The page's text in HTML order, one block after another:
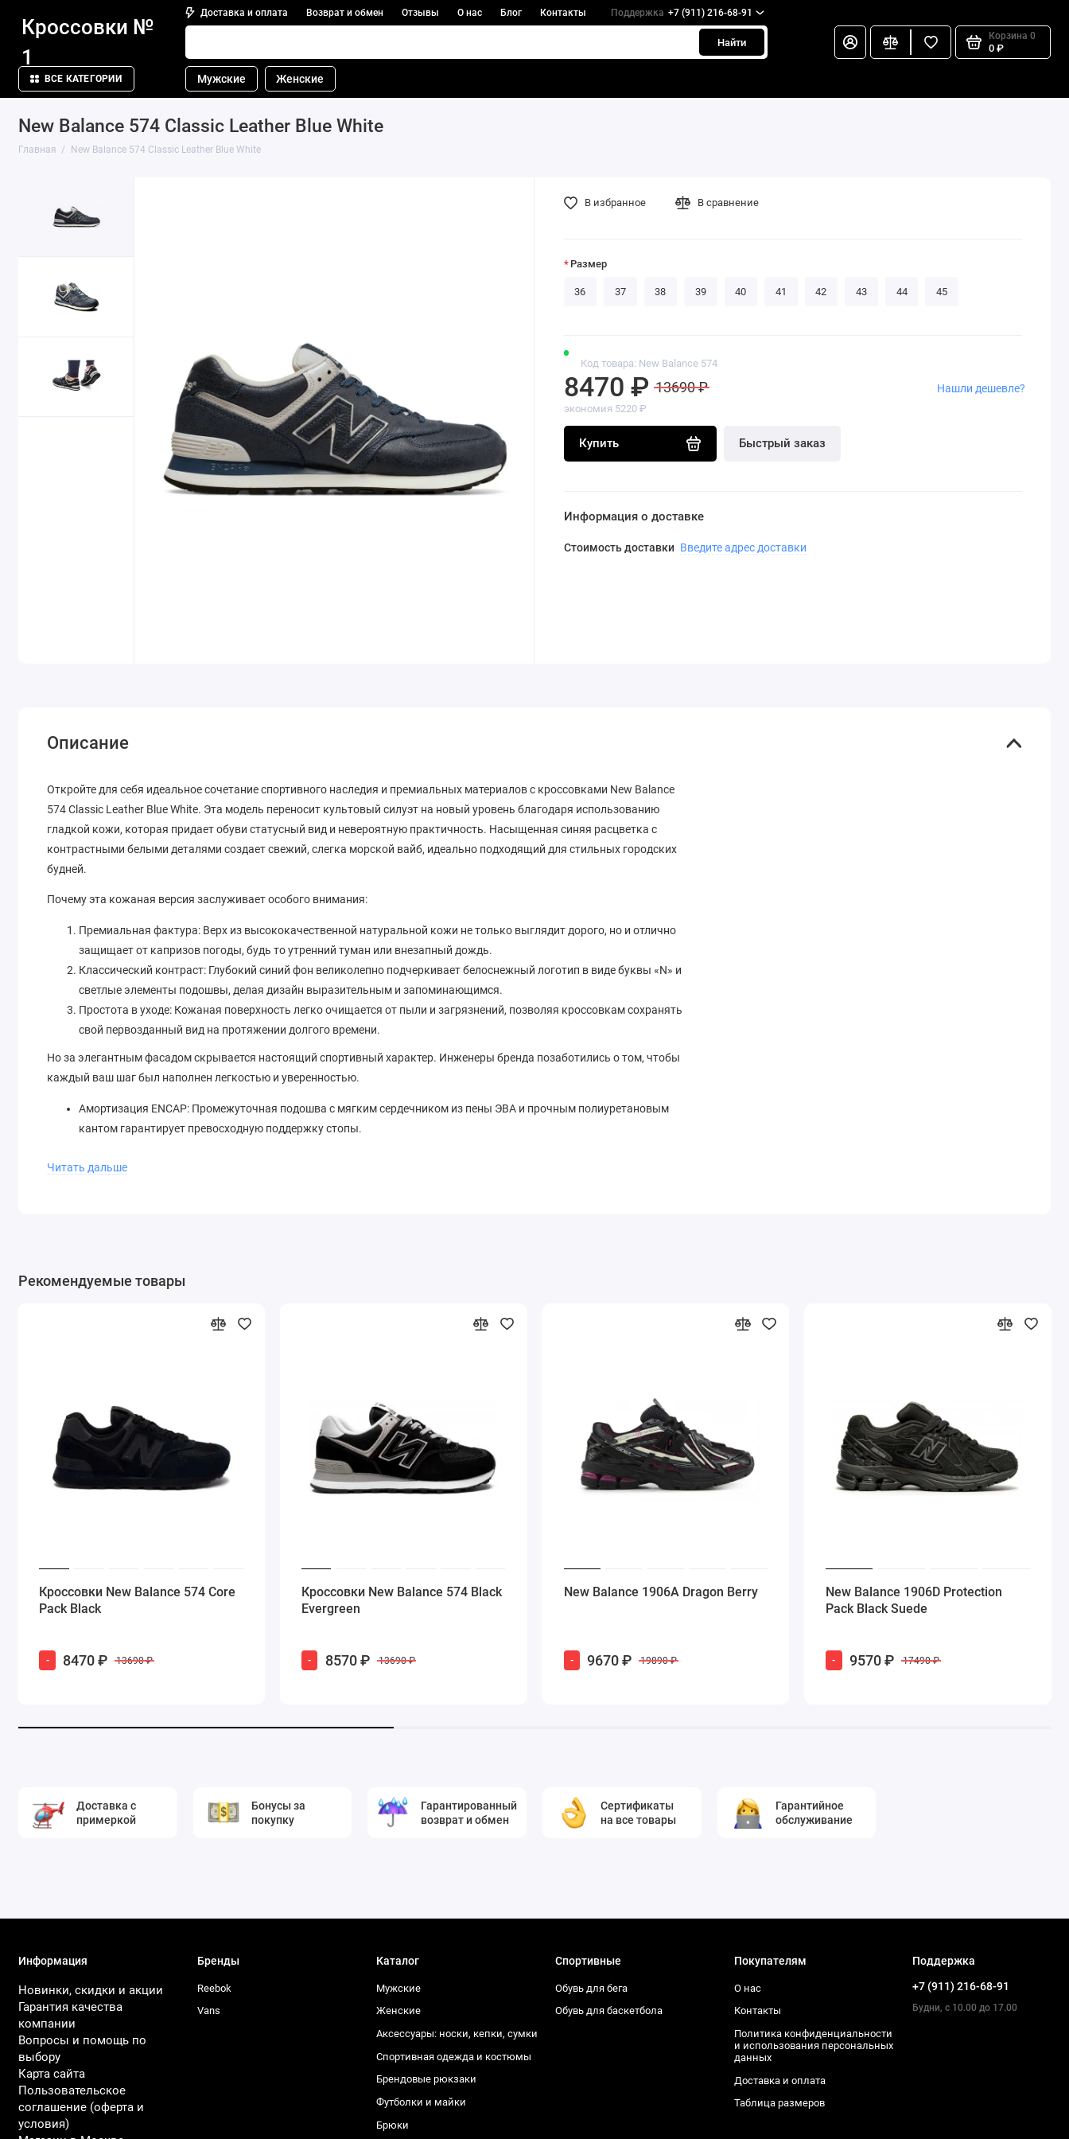
Доставка и оплата Возврат и обмен Отзывы О нас Блог Контакты Поддержка +7 (911) 216-68-91
Кроссовки №
1
Найти
Корзина 0
0 ₽
ВСЕ КАТЕГОРИИ Мужские Женские
New Balance 574 Classic Leather Blue White
Главная New Balance 574 Classic Leather Blue White
Код товара: New Balance 574
8470 ₽ 13690 ₽
экономия 5220 ₽
Купить Быстрый заказ
Нашли дешевле?
В избранное В сравнение
Размер
36 37 38 39 40 41 42 43 44 45
Информация о доставке
Стоимость доставки Введите адрес доставки
Описание
Откройте для себя идеальное сочетание спортивного наследия и премиальных материалов с кроссовками New Balance
574 Classic Leather Blue White. Эта модель переносит культовый силуэт на новый уровень благодаря использованию
гладкой кожи, которая придает обуви статусный вид и невероятную практичность. Насыщенная синяя расцветка с
контрастными белыми деталями создает свежий, слегка морской вайб, идеально подходящий для стильных городских
будней.
Почему эта кожаная версия заслуживает особого внимания:
Премиальная фактура: Верх из высококачественной натуральной кожи не только выглядит дорого, но и отлично
защищает от капризов погоды, будь то утренний туман или внезапный дождь.
Классический контраст: Глубокий синий фон великолепно подчеркивает белоснежный логотип в виде буквы «N» и
светлые элементы подошвы, делая дизайн выразительным и запоминающимся.
Простота в уходе: Кожаная поверхность легко очищается от пыли и загрязнений, позволяя кроссовкам сохранять
свой первозданный вид на протяжении долгого времени.
Но за элегантным фасадом скрывается настоящий спортивный характер. Инженеры бренда позаботились о том, чтобы
каждый ваш шаг был наполнен легкостью и уверенностью.
Амортизация ENCAP: Промежуточная подошва с мягким сердечником из пены ЭВА и прочным полиуретановым
кантом гарантирует превосходную поддержку стопы.
Надежный протектор: Износостойкая резиновая подметка дарит отличное сцепление с асфальтом и плиткой.
Читать дальше
Рекомендуемые товары
Кроссовки New Balance 574 Core
Pack Black
- 8470 ₽ 13690 ₽
Кроссовки New Balance 574 Black
Evergreen
- 8570 ₽ 13690 ₽
New Balance 1906A Dragon Berry
- 9670 ₽ 19890 ₽
New Balance 1906D Protection
Pack Black Suede
- 9570 ₽ 17490 ₽
Доставка с
примеркой
Бонусы за
покупку
Гарантированный
возврат и обмен
Сертификаты
на все товары
Гарантийное
обслуживание
Информация
Новинки, скидки и акции
Гарантия качества
компании
Вопросы и помощь по
выбору
Карта сайта
Пользовательское
соглашение (оферта и
условия)
Бренды
Reebok
Vans
Каталог
Мужские
Женские
Аксессуары: носки, кепки, сумки
Спортивная одежда и костюмы
Брендовые рюкзаки
Футболки и майки
Брюки
Спортивные
Обувь для бега
Обувь для баскетбола
Покупателям
О нас
Контакты
Политика конфиденциальности
и использования персональных
данных
Доставка и оплата
Таблица размеров
Поддержка
+7 (911) 216-68-91
Будни, с 10.00 до 17.00